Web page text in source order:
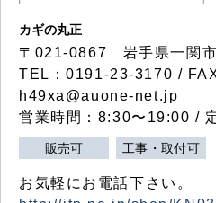
カギの丸正
〒021-0867 岩手県一関
TEL：0191-23-3170 /
h49xa@auone-net.jp
営業時間：8:30〜19:00 /
販売可 工事・取付可
お気軽にお電話下さい。